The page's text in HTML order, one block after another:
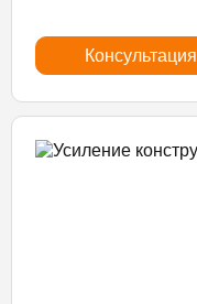
Консультация